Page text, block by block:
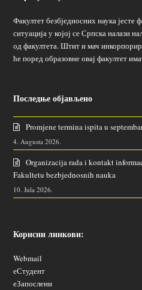
Факултет безбједносних наука јесте
ситуација у којој се Српска налази
од факултета. Штит и мач
ће поред образовне овај факултет
Последње објављено
Promjene termina ispita u
4. Augusta 2026.
Organizacija rada i kontakt
Fakultetu bezbjednosnih nauka
10. Jula 2026.
Корисни линкови:
Webmail
еСтудент
еЗапослени